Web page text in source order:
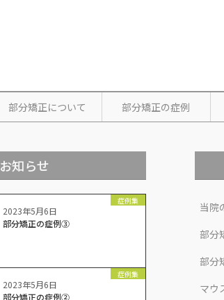
部分矯正について 部分矯正の症例
お知らせ
2023年5月6日
症例集
部分矯正の症例③
2023年5月6日
症例集
部分矯正の症例②
当院
部分
部分
マウ